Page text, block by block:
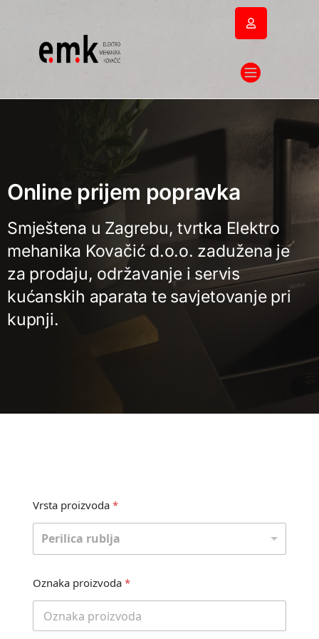
Online prijem popravka
Smještena u Zagrebu, tvrtka Elektro
mehanika Kovačić d.o.o. zadužena je
za prodaju, održavanje i servis
kućanskih aparata te savjetovanje pri
kupnji.
Vrsta proizvoda *
Perilica rublja
e
l
f
Oznaka proizvoda *